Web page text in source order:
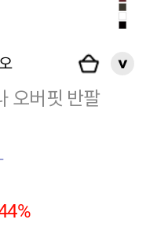
오버핏 반팔